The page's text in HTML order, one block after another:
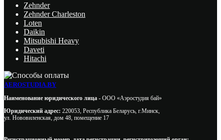
Zehnder
Zehnder Charleston
Loten
Daikin
Mitsubishi Heavy
Daveti
Hitachi
AEROSTUDIA.BY
Наименование юридического лица - ООО «Аэростудия бай»
Юридический адрес: 220053, Республика Беларусь, г.Минск,
ул. Нововиленская, дом 48, помещение 17